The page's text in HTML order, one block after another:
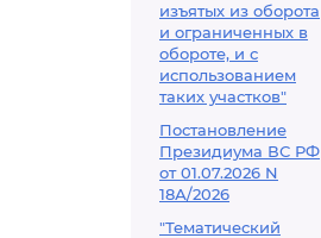
изъятых из оборота
и ограниченных в
обороте, и с
использованием
таких участков"
Постановление
Президиума ВС РФ
от 01.07.2026 N
18А/2026
"Тематический